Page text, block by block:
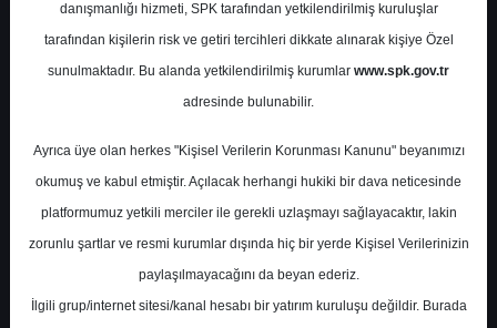
Garanti BBVA - Bankacılık
Sektörü 4Ç Kar Tahminleri
danışmanlığı hizmeti, SPK tarafından yetkilendirilmiş kuruluşlar
tarafından kişilerin risk ve getiri tercihleri dikkate alınarak kişiye Özel
sunulmaktadır. Bu alanda yetkilendirilmiş kurumlar www.spk.gov.tr
adresinde bulunabilir.
Ayrıca üye olan herkes "Kişisel Verilerin Korunması Kanunu" beyanımızı
okumuş ve kabul etmiştir. Açılacak herhangi hukiki bir dava neticesinde
platformumuz yetkili merciler ile gerekli uzlaşmayı sağlayacaktır, lakin
zorunlu şartlar ve resmi kurumlar dışında hiç bir yerde Kişisel Verilerinizin
paylaşılmayacağını da beyan ederiz.
İlgili grup/internet sitesi/kanal hesabı bir yatırım kuruluşu değildir. Burada